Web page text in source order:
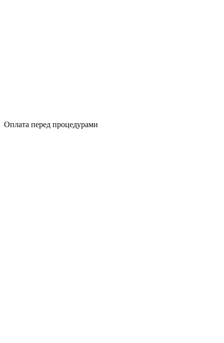
Оплата перед процедурами